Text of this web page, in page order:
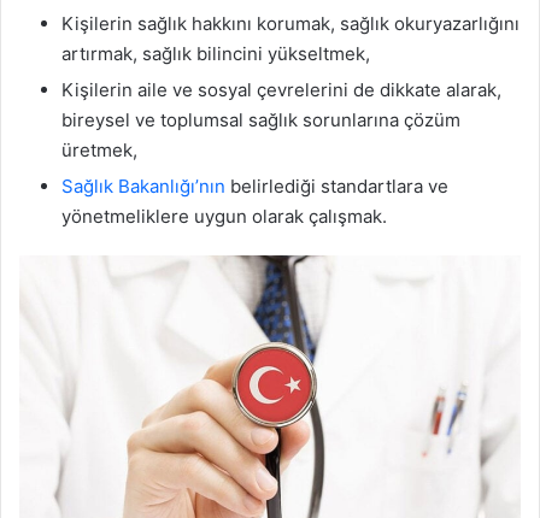
Kişilerin sağlık hakkını korumak, sağlık okuryazarlığını
artırmak, sağlık bilincini yükseltmek,
Kişilerin aile ve sosyal çevrelerini de dikkate alarak,
bireysel ve toplumsal sağlık sorunlarına çözüm
üretmek,
Sağlık Bakanlığı’nın belirlediği standartlara ve
yönetmeliklere uygun olarak çalışmak.